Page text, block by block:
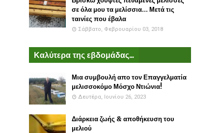
σε όλα μου τα μελίσσια... Μετά τις
ταινίες που έβαλα
Σάββατο, Φεβρουαρίου 03, 2018
Καλύτερα της εβδομάδας...
Μια συμβουλή απο τον Επαγγελματία
μελισσοκόμο Μόσχο Ντιώνια!
Δευτέρα, Ιουνίου 26, 2023
Διάρκεια ζωής & αποθήκευση του
μελιού